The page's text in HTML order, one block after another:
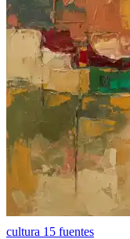
cultura 15 fuentes